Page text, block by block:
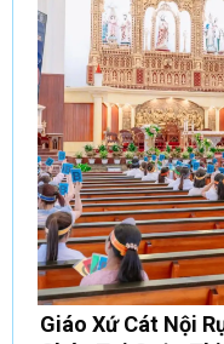
Giáo Xứ Cát Nội